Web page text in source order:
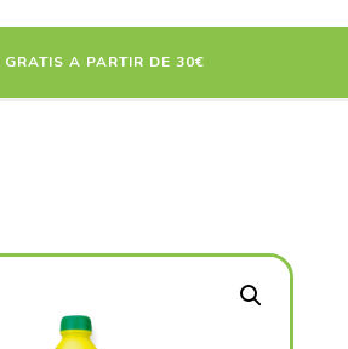
GRATIS A PARTIR DE 30€